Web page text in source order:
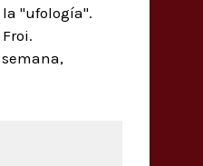
"ufología".